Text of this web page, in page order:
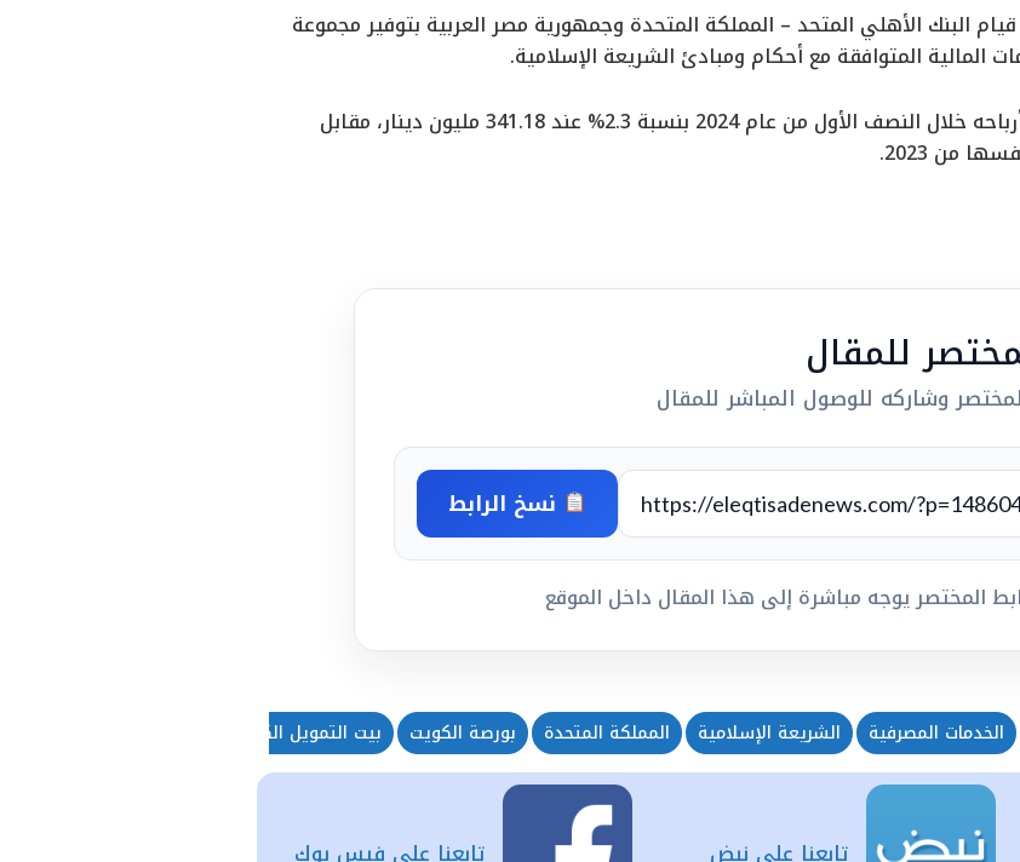
البنك الأهلي المتحد – المملكة المتحدة وجمهورية مصر العربية بتوفير مجموعة
المالية المتوافقة مع أحكام ومبادئ الشريعة الإسلامية.
وكان “بيتك” قد أعلن ارتفاع أرباحه خلال النصف الأول من عام 2024 بنسبة 2.3% عند 341.18 مليون دينار، مقابل
للمقال
وشاركه للوصول المباشر للمقال
نسخ الرابط
المختصر يوجه مباشرة إلى هذا المقال داخل الموقع
الخدمات المصرفية الشريعة الإسلامية المملكة المتحدة بورصة الكويت بيت التمويل الكويتي
تابعنا على فيس بوك تابعنا على نبض